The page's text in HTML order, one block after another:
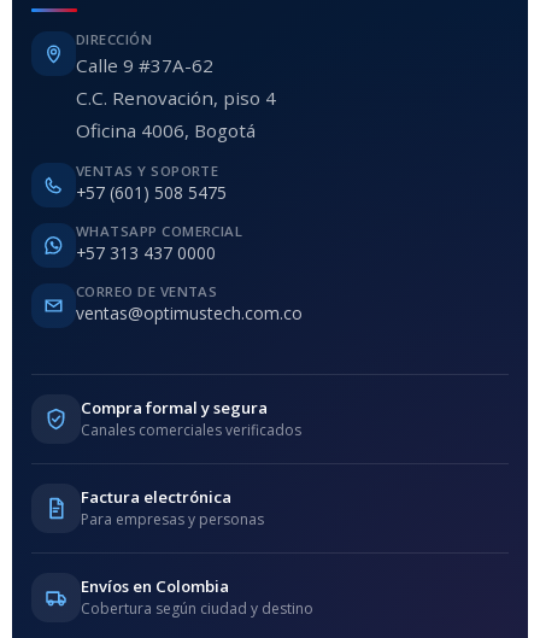
DIRECCIÓN
Calle 9 #37A-62
C.C. Renovación, piso 4
Oficina 4006, Bogotá
VENTAS Y SOPORTE
+57 (601) 508 5475
WHATSAPP COMERCIAL
+57 313 437 0000
CORREO DE VENTAS
ventas@optimustech.com.co
Compra formal y segura
Canales comerciales verificados
Factura electrónica
Para empresas y personas
Envíos en Colombia
Cobertura según ciudad y destino